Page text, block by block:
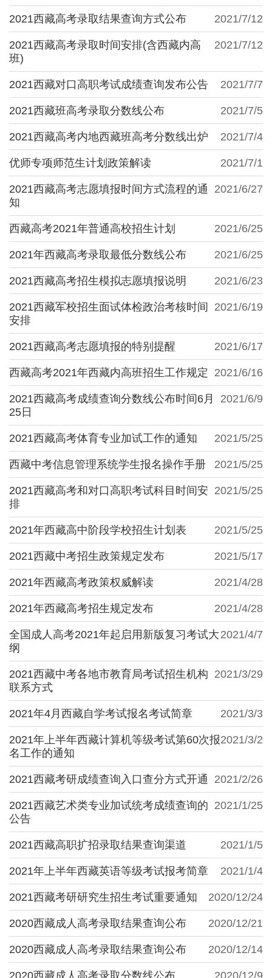
2021/7/12
2021西藏高考录取结果查询方式公布
2021/7/12
2021西藏高考录取时间安排(含西藏内高
班)
2021/7/7
2021西藏对口高职考试成绩查询发布公告
2021/7/5
2021西藏班高考录取分数线公布
2021/7/4
2021西藏高考内地西藏班高考分数线出炉
2021/7/1
优师专项师范生计划政策解读
2021/6/27
2021西藏高考志愿填报时间方式流程的通
知
2021/6/25
西藏高考2021年普通高校招生计划
2021/6/25
2021年西藏高考录取最低分数线公布
2021/6/23
2021西藏高考招生模拟志愿填报说明
2021/6/19
2021西藏军校招生面试体检政治考核时间
安排
2021/6/17
2021西藏高考志愿填报的特别提醒
2021/6/16
西藏高考2021年西藏内高班招生工作规定
2021/6/9
2021西藏高考成绩查询分数线公布时间6月
25日
2021/5/25
2021西藏高考体育专业加试工作的通知
2021/5/25
西藏中考信息管理系统学生报名操作手册
2021/5/25
2021西藏高考和对口高职考试科目时间安
排
2021/5/25
2021年西藏高中阶段学校招生计划表
2021/5/17
2021西藏中考招生政策规定发布
2021/4/28
2021年西藏高考政策权威解读
2021/4/28
2021年西藏高考招生规定发布
2021/4/7
全国成人高考2021年起启用新版复习考试大
纲
2021/3/29
2021西藏中考各地市教育局考试招生机构
联系方式
2021/3/3
2021年4月西藏自学考试报名考试简章
2021/3/2
2021年上半年西藏计算机等级考试第60次报
名工作的通知
2021/2/26
2021西藏考研成绩查询入口查分方式开通
2021/1/25
2021西藏艺术类专业加试统考成绩查询的
公告
2021/1/5
2021西藏高职扩招录取结果查询渠道
2021/1/4
2021年上半年西藏英语等级考试报考简章
2020/12/24
2021西藏考研研究生招生考试重要通知
2020/12/21
2020西藏成人高考录取结果查询公布
2020/12/14
2020西藏成人高考录取结果查询公布
2020/12/9
2020西藏成人高考录取分数线公布